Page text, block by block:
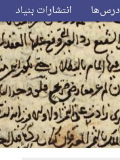
درس‌ها انتشارات بنیاد